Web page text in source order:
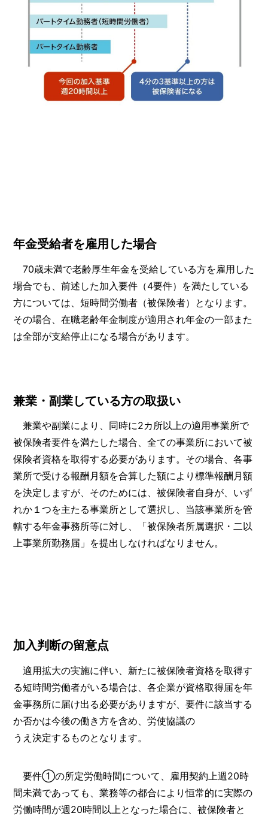
年金受給者を雇用した場合
70歳未満で老齢厚生年金を受給している方を雇用した
場合でも、前述した加入要件（4要件）を満たしている
方については、短時間労働者（被保険者）となります。
その場合、在職老齢年金制度が適用され年金の一部また
は全部が支給停止になる場合があります。
兼業・副業している方の取扱い
兼業や副業により、同時に2カ所以上の適用事業所で
被保険者要件を満たした場合、全ての事業所において被
保険者資格を取得する必要があります。その場合、各事
業所で受ける報酬月額を合算した額により標準報酬月額
を決定しますが、そのためには、被保険者自身が、いず
れか１つを主たる事業所として選択し、当該事業所を管
轄する年金事務所等に対し、「被保険者所属選択・二以
上事業所勤務届」を提出しなければなりません。
加入判断の留意点
適用拡大の実施に伴い、新たに被保険者資格を取得す
る短時間労働者がいる場合は、各企業が資格取得届を年
金事務所に届け出る必要がありますが、要件に該当する
か否かは今後の働き方を含め、労使協議の
うえ決定するものとなります。
要件①の所定労働時間について、雇用契約上週20時
間未満であっても、業務等の都合により恒常的に実際の
労働時間が週20時間以上となった場合に、被保険者と